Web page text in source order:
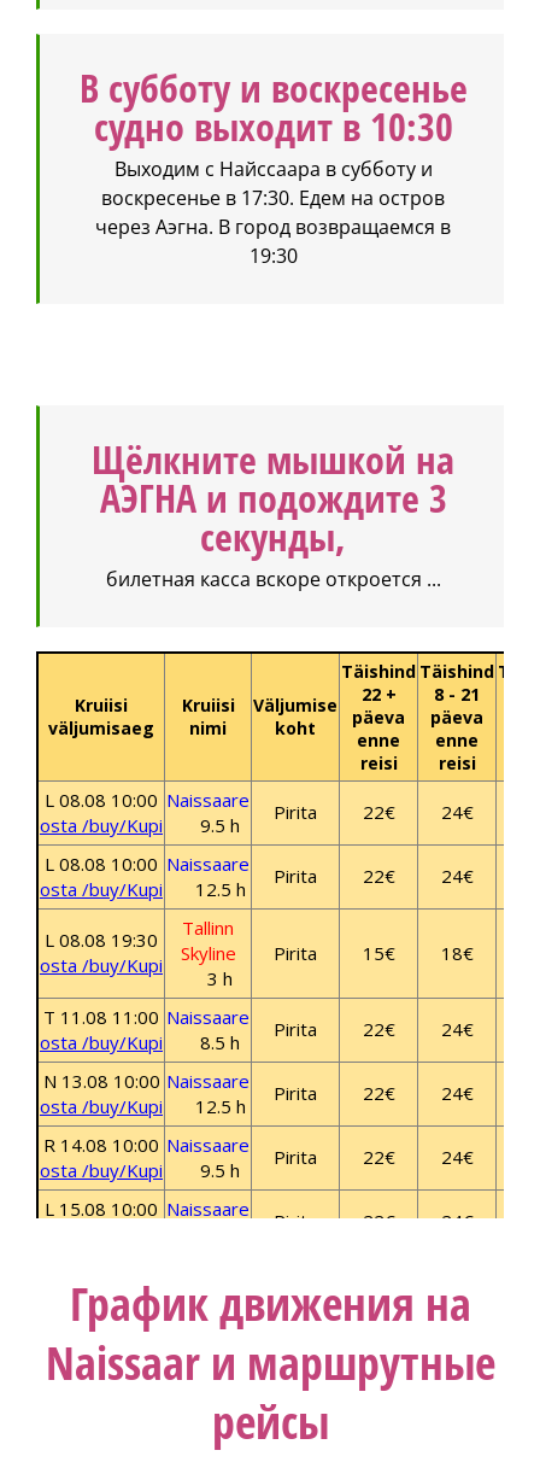
В субботу и воскресенье
судно выходит в 10:30
Выходим с Найссаара в субботу и
воскресенье в 17:30. Едем на остров
через Аэгна. В город возвращаемся в
19:30
Щёлкните мышкой на
АЭГНА и подождите 3
секунды,
билетная касса вскоре откроется ...
График движения на
Naissaar и маршрутные
рейсы